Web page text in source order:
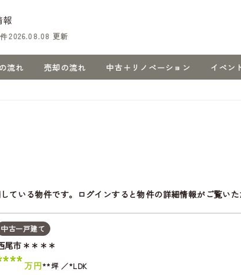
報
件 2026.08.08 更新
流れ 売却の流れ 中古＋リノベーション イベン
ている物件です。ログインすると物件の詳細情報がご覧いた
中古一戸建て
尾市＊＊＊＊
万円**坪 *LDK